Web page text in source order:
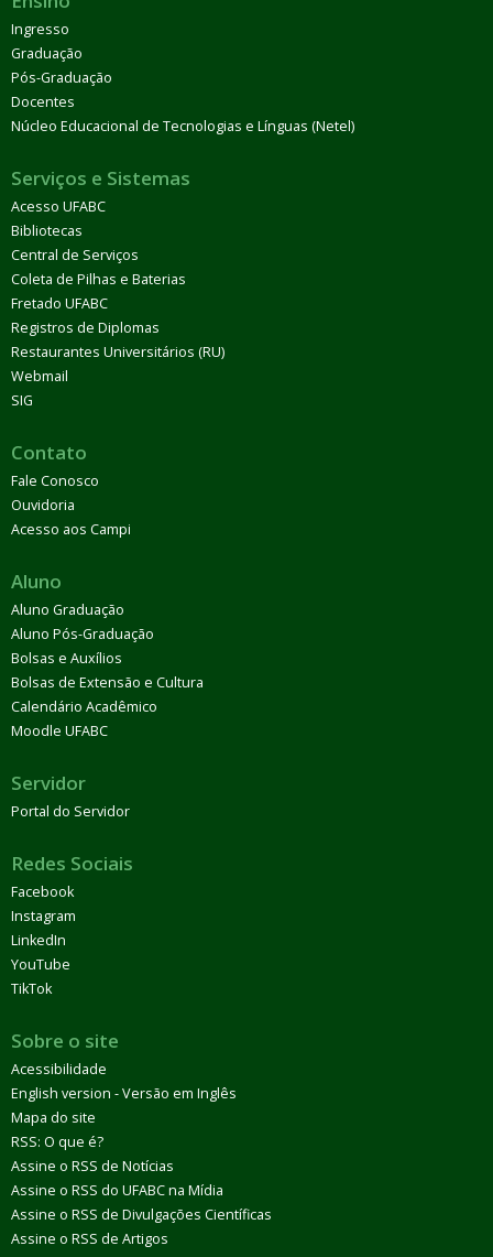
Ingresso
Graduação
Pós-Graduação
Docentes
Núcleo Educacional de Tecnologias e Línguas (Netel)
Serviços e Sistemas
Acesso UFABC
Bibliotecas
Central de Serviços
Coleta de Pilhas e Baterias
Fretado UFABC
Registros de Diplomas
Restaurantes Universitários (RU)
Webmail
SIG
Contato
Fale Conosco
Ouvidoria
Acesso aos Campi
Aluno
Aluno Graduação
Aluno Pós-Graduação
Bolsas e Auxílios
Bolsas de Extensão e Cultura
Calendário Acadêmico
Moodle UFABC
Servidor
Portal do Servidor
Redes Sociais
Facebook
Instagram
LinkedIn
YouTube
TikTok
Sobre o site
Acessibilidade
English version - Versão em Inglês
Mapa do site
RSS: O que é?
Assine o RSS de Notícias
Assine o RSS do UFABC na Mídia
Assine o RSS de Divulgações Científicas
Assine o RSS de Artigos